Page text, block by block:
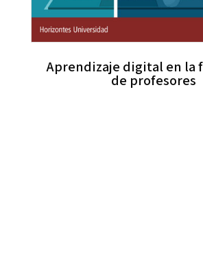
Aprendizaje digital en la
de profesores